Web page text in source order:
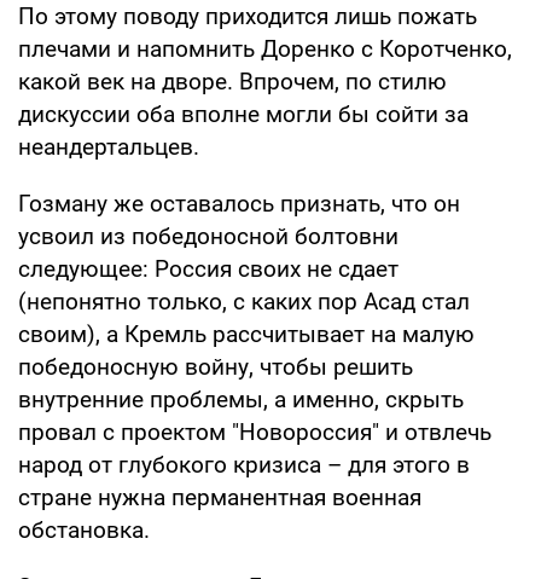
По этому поводу приходится лишь пожать
плечами и напомнить Доренко с Коротченко,
какой век на дворе. Впрочем, по стилю
дискуссии оба вполне могли бы сойти за
неандертальцев.
Гозману же оставалось признать, что он
усвоил из победоносной болтовни
следующее: Россия своих не сдает
(непонятно только, с каких пор Асад стал
своим), а Кремль рассчитывает на малую
победоносную войну, чтобы решить
внутренние проблемы, а именно, скрыть
провал с проектом "Новороссия" и отвлечь
народ от глубокого кризиса – для этого в
стране нужна перманентная военная
обстановка.